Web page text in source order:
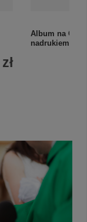
Album na
nadrukiem UV